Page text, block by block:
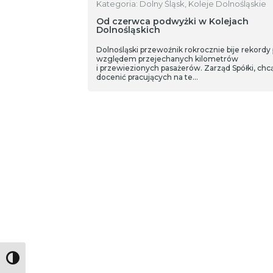
Toggle High Contrast
Kategoria: Dolny Śląsk, Koleje Dolnośląskie
Od czerwca podwyżki w Kolejach
Dolnośląskich
Dolnośląski przewoźnik rokrocznie bije rekordy
względem przejechanych kilometrów
i przewiezionych pasażerów. Zarząd Spółki,
docenić pracujących na te…